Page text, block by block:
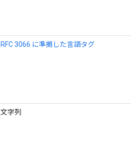
RFC 3066 に準拠した言語タグ
文字列